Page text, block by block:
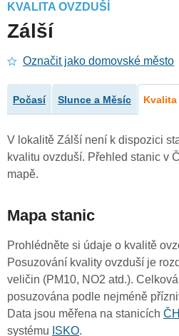
KVALITA OVZDUŠÍ
Zálší
Označit jako domovské město
Počasí Slunce a Měsíc
V lokalitě Zálší není k dispozici
kvalitu ovzduší. Přehled stanic v
mapě.
Mapa stanic
Prohlédněte si údaje o kvalitě
Posuzování kvality ovzduší je
veličin (PM10, NO2 atd.).
posuzována podle nejméně
Data jsou měřena na stanicích
systému ISKO.